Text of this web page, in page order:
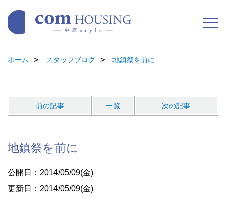
ホーム スタッフブログ 地鎮祭を前に
前の記事 一覧 次の記事
地鎮祭を前に
公開日：2014/05/09(金)
更新日：2014/05/09(金)